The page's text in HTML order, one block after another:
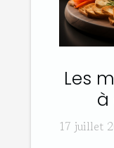
Les
à
17 juillet